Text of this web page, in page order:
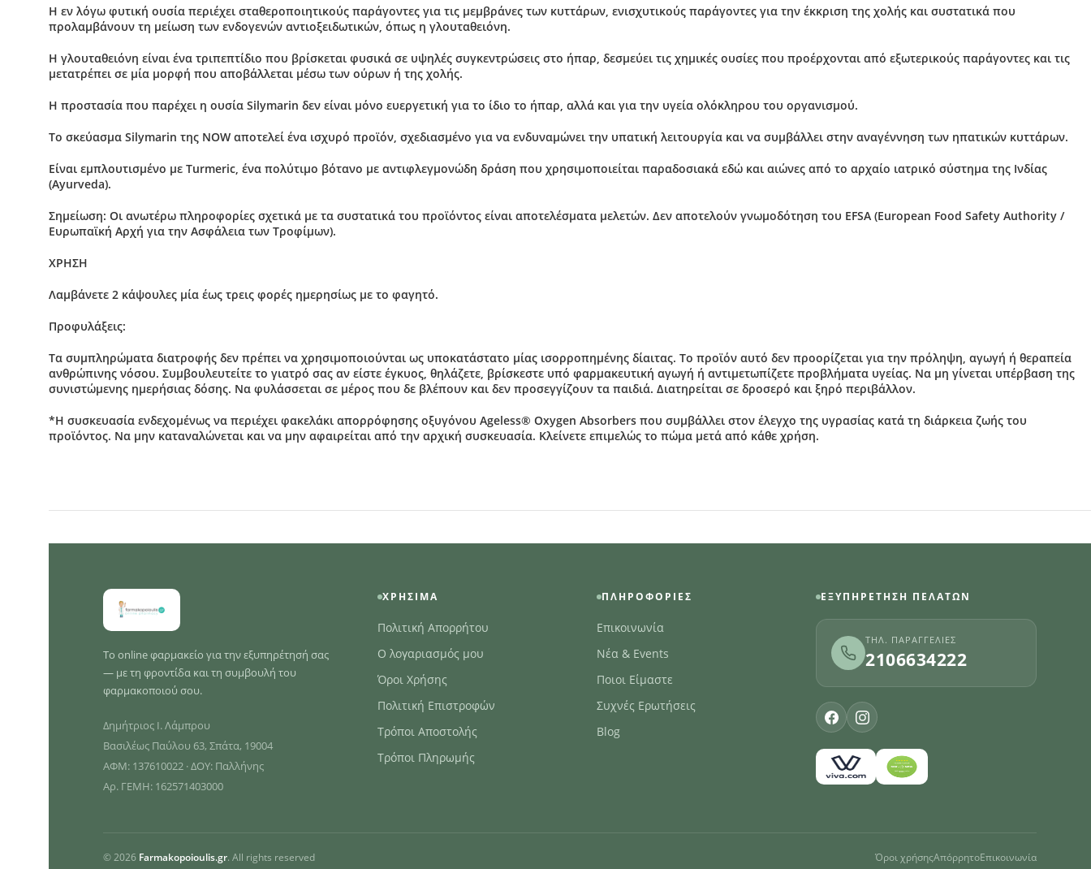
Η εν λόγω φυτική ουσία περιέχει σταθεροποιητικούς παράγοντες για τις μεμβράνες των κυττάρων, ενισχυτικούς παράγοντες για την έκκριση της χολής και συστατικά που
προλαμβάνουν τη μείωση των ενδογενών αντιοξειδωτικών, όπως η γλουταθειόνη.
H γλουταθειόνη είναι ένα τριπεπτίδιο που βρίσκεται φυσικά σε υψηλές συγκεντρώσεις στο ήπαρ, δεσμεύει τις χημικές ουσίες που προέρχονται από εξωτερικούς παράγοντες και τις
μετατρέπει σε μία μορφή που αποβάλλεται μέσω των ούρων ή της χολής.
Η προστασία που παρέχει η ουσία Silymarin δεν είναι μόνο ευεργετική για το ίδιο το ήπαρ, αλλά και για την υγεία ολόκληρου του οργανισμού.
Το σκεύασμα Silymarin της NOW αποτελεί ένα ισχυρό προϊόν, σχεδιασμένο για να ενδυναμώνει την υπατική λειτουργία και να συμβάλλει στην αναγέννηση των ηπατικών κυττάρων.
Είναι εμπλουτισμένο με Turmeric, ένα πολύτιμο βότανο με αντιφλεγμονώδη δράση που χρησιμοποιείται παραδοσιακά εδώ και αιώνες από το αρχαίο ιατρικό σύστημα της Ινδίας
(Ayurveda).
Σημείωση: Οι ανωτέρω πληροφορίες σχετικά με τα συστατικά του προϊόντος είναι αποτελέσματα μελετών. Δεν αποτελούν γνωμοδότηση του EFSA (European Food Safety Authority /
Ευρωπαϊκή Αρχή για την Ασφάλεια των Τροφίμων).
XΡΗΣΗ
Λαμβάνετε 2 κάψουλες μία έως τρεις φορές ημερησίως με το φαγητό.
Προφυλάξεις:
Τα συμπληρώματα διατροφής δεν πρέπει να χρησιμοποιούνται ως υποκατάστατο μίας ισορροπημένης δίαιτας. Το προϊόν αυτό δεν προορίζεται για την πρόληψη, αγωγή ή θεραπεία
ανθρώπινης νόσου. Συμβουλευτείτε το γιατρό σας αν είστε έγκυος, θηλάζετε, βρίσκεστε υπό φαρμακευτική αγωγή ή αντιμετωπίζετε προβλήματα υγείας. Να μη γίνεται υπέρβαση της
συνιστώμενης ημερήσιας δόσης. Να φυλάσσεται σε μέρος που δε βλέπουν και δεν προσεγγίζουν τα παιδιά. Διατηρείται σε δροσερό και ξηρό περιβάλλον.
*Η συσκευασία ενδεχομένως να περιέχει φακελάκι απορρόφησης οξυγόνου Αgeless® Oxygen Absorbers που συμβάλλει στον έλεγχο της υγρασίας κατά τη διάρκεια ζωής του
προϊόντος. Να μην καταναλώνεται και να μην αφαιρείται από την αρχική συσκευασία. Κλείνετε επιμελώς το πώμα μετά από κάθε χρήση.
Το online φαρμακείο για την εξυπηρέτησή σας
— με τη φροντίδα και τη συμβουλή του
φαρμακοποιού σου.
Δημήτριος Ι. Λάμπρου
Βασιλέως Παύλου 63, Σπάτα, 19004
ΑΦΜ: 137610022 · ΔΟΥ: Παλλήνης
Αρ. ΓΕΜΗ: 162571403000
ΧΡΉΣΙΜΑ
Πολιτική Απορρήτου
Ο λογαριασμός μου
Όροι Χρήσης
Πολιτική Επιστροφών
Τρόποι Αποστολής
Τρόποι Πληρωμής
ΠΛΗΡΟΦΟΡΊΕΣ
Επικοινωνία
Νέα & Events
Ποιοι Είμαστε
Συχνές Ερωτήσεις
Blog
ΕΞΥΠΗΡΈΤΗΣΗ ΠΕΛΑΤΏΝ
ΤΗΛ. ΠΑΡΑΓΓΕΛΊΕΣ
2106634222
© 2026 Farmakopoioulis.gr. All rights reserved Όροι χρήσηςΑπόρρητοΕπικοινωνία